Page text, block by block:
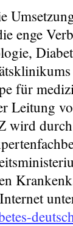
enge
für
Leitung
wird